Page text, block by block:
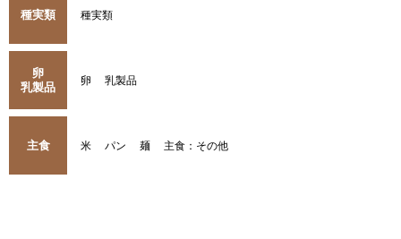
種実類 種実類
卵
乳製品
卵 乳製品
主食 米 パン 麺 主食：その他